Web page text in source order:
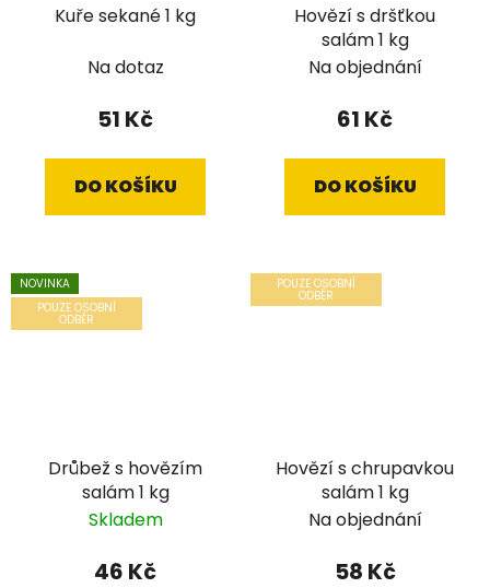
Kuře sekané 1 kg
Na dotaz
51 Kč
DO KOŠÍKU
Hovězí s dršťkou
salám 1 kg
Na objednání
61 Kč
DO KOŠÍKU
NOVINKA
POUZE OSOBNÍ
ODBĚR
Drůbež s hovězím
salám 1 kg
Skladem
46 Kč
POUZE OSOBNÍ
ODBĚR
Hovězí s chrupavkou
salám 1 kg
Na objednání
58 Kč